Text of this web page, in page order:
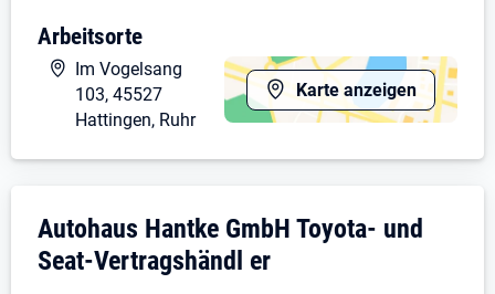
Abgeschlossene Ausbildung als KFZ-
Mechatroniker (m/w/d)
Technisches Verständnis und handwerkliches
Geschick
Erfahrung mit Diagnosetools und moderner
eigenverantwortliches Arbeiten
Freude am direkten Kundenkontakt (z. B. bei der
Arbeitsorte
Karte anzeigen
Im Vogelsang
103, 45527
Hattingen, Ruhr
Unternehmensdarstellung: Autohaus
Autohaus Hantke GmbH Toyota- und
Seat-Vertragshändl er